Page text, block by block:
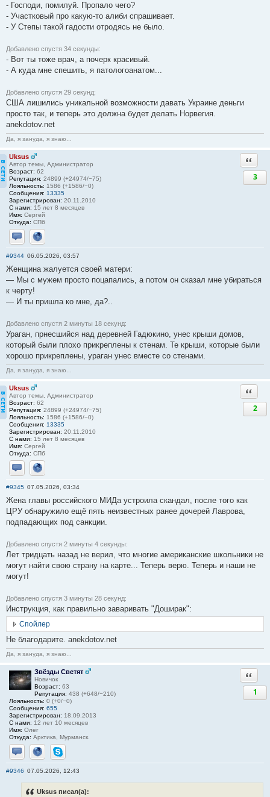
- Господи, помилуй. Пропало чего?
- Участковый про какую-то алиби спрашивает.
- У Степы такой гадости отродясь не было.
Добавлено спустя 34 секунды:
- Вот ты тоже врач, а почерк красивый.
- А куда мне спешить, я патологоанатом...
Добавлено спустя 29 секунд:
США лишились уникальной возможности давать Украине деньги
просто так, и теперь это должна будет делать Норвегия.
anekdotov.net
Да, я зануда, я знаю...
Uksus
Автор темы, Администратор
Возраст: 62
Репутация: 24899 (+24974/−75)
Лояльность: 1586 (+1586/−0)
Сообщения: 13335
Зарегистрирован: 20.11.2010
С нами: 15 лет 8 месяцев
Имя: Сергей
Откуда: СПб
Отправить личное сообщение
Сайт
3
#9344 06.05.2026, 03:57
Женщина жалуется своей матери:
— Мы с мужем просто поцапались, а потом он сказал мне убираться
к черту!
— И ты пришла ко мне, да?..
Добавлено спустя 2 минуты 18 секунд:
Ураган, прнесшийся над деревней Гадюкино, унес крыши домов,
который были плохо прикреплены к стенам. Те крыши, которые были
хорошо прикреплены, ураган унес вместе со стенами.
Да, я зануда, я знаю...
Uksus
Автор темы, Администратор
Возраст: 62
Репутация: 24899 (+24974/−75)
Лояльность: 1586 (+1586/−0)
Сообщения: 13335
Зарегистрирован: 20.11.2010
С нами: 15 лет 8 месяцев
Имя: Сергей
Откуда: СПб
Отправить личное сообщение
Сайт
2
#9345 07.05.2026, 03:34
Жена главы российского МИДа устроила скандал, после того как
ЦРУ обнаружило ещё пять неизвестных ранее дочерей Лаврова,
подпадающих под санкции.
Добавлено спустя 2 минуты 4 секунды:
Лет тридцать назад не верил, что многие американские школьники не
могут найти свою страну на карте... Теперь верю. Теперь и наши не
могут!
Добавлено спустя 3 минуты 28 секунд:
Инструкция, как правильно заваривать "Доширак":
Спойлер
Не благодарите. anekdotov.net
Да, я зануда, я знаю...
Звёзды Светят
Новичок
Возраст: 63
Репутация: 438 (+648/−210)
Лояльность: 0 (+0/−0)
Сообщения: 655
Зарегистрирован: 18.09.2013
С нами: 12 лет 10 месяцев
Имя: Олег
Откуда: Арктика, Мурманск.
Отправить личное сообщение
СайтSkype
1
#9346 07.05.2026, 12:43
Uksus писал(а):